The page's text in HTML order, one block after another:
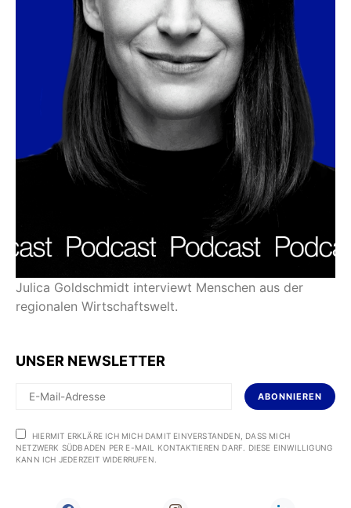
Julica Goldschmidt interviewt Menschen aus der
regionalen Wirtschaftswelt.
UNSER NEWSLETTER
ABONNIEREN
HIERMIT ERKLÄRE ICH MICH DAMIT EINVERSTANDEN, DASS MICH
NETZWERK SÜDBADEN PER E-MAIL KONTAKTIEREN DARF. DIESE EINWILLIGUNG
KANN ICH JEDERZEIT WIDERRUFEN.